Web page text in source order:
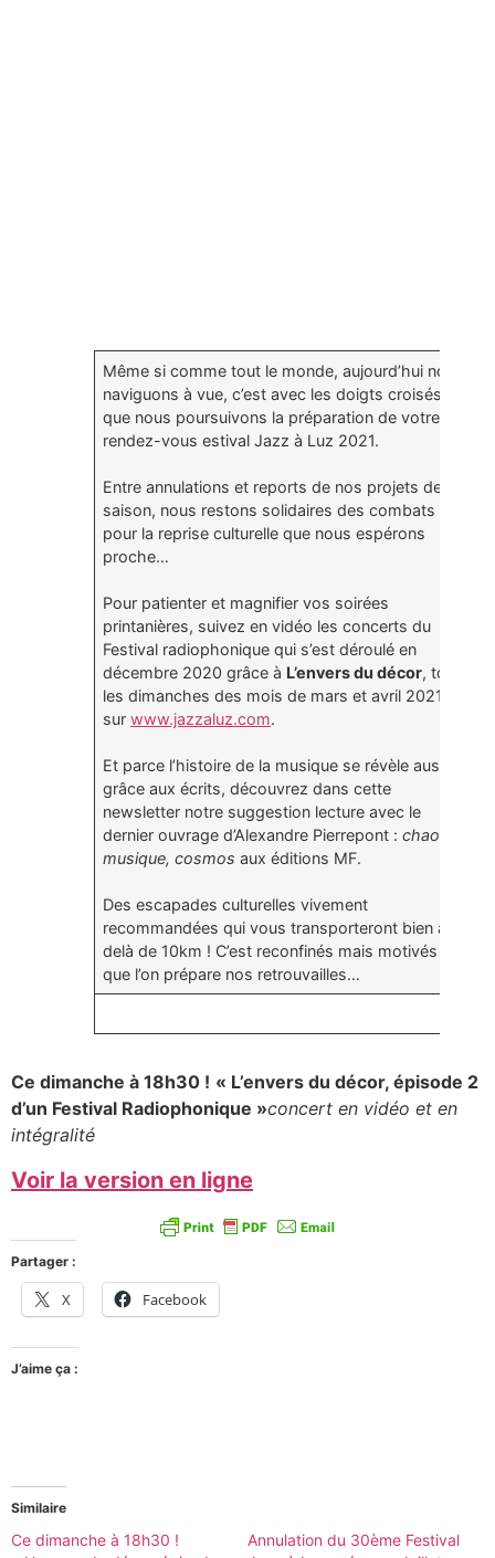
Même si comme tout le monde, aujourd’hui nous
naviguons à vue, c’est avec les doigts croisés
que nous poursuivons la préparation de votre
rendez-vous estival Jazz à Luz 2021.
Entre annulations et reports de nos projets de
saison, nous restons solidaires des combats
pour la reprise culturelle que nous espérons
proche…
Pour patienter et magnifier vos soirées
printanières, suivez en vidéo les concerts du
Festival radiophonique qui s’est déroulé en
décembre 2020 grâce à L’envers du décor, tous
les dimanches des mois de mars et avril 2021
sur www.jazzaluz.com.
Et parce l’histoire de la musique se révèle aussi
grâce aux écrits, découvrez dans cette
newsletter notre suggestion lecture avec le
dernier ouvrage d’Alexandre Pierrepont : chaos,
musique, cosmos aux éditions MF.
Des escapades culturelles vivement
recommandées qui vous transporteront bien au-
delà de 10km ! C’est reconfinés mais motivés
que l’on prépare nos retrouvailles…
Ce dimanche à 18h30 ! « L’envers du décor, épisode 2
d’un Festival Radiophonique »concert en vidéo et en
intégralité
Voir la version en ligne
Partager :
X Facebook
J’aime ça :
Similaire
Ce dimanche à 18h30 !
Annulation du 30ème Festival